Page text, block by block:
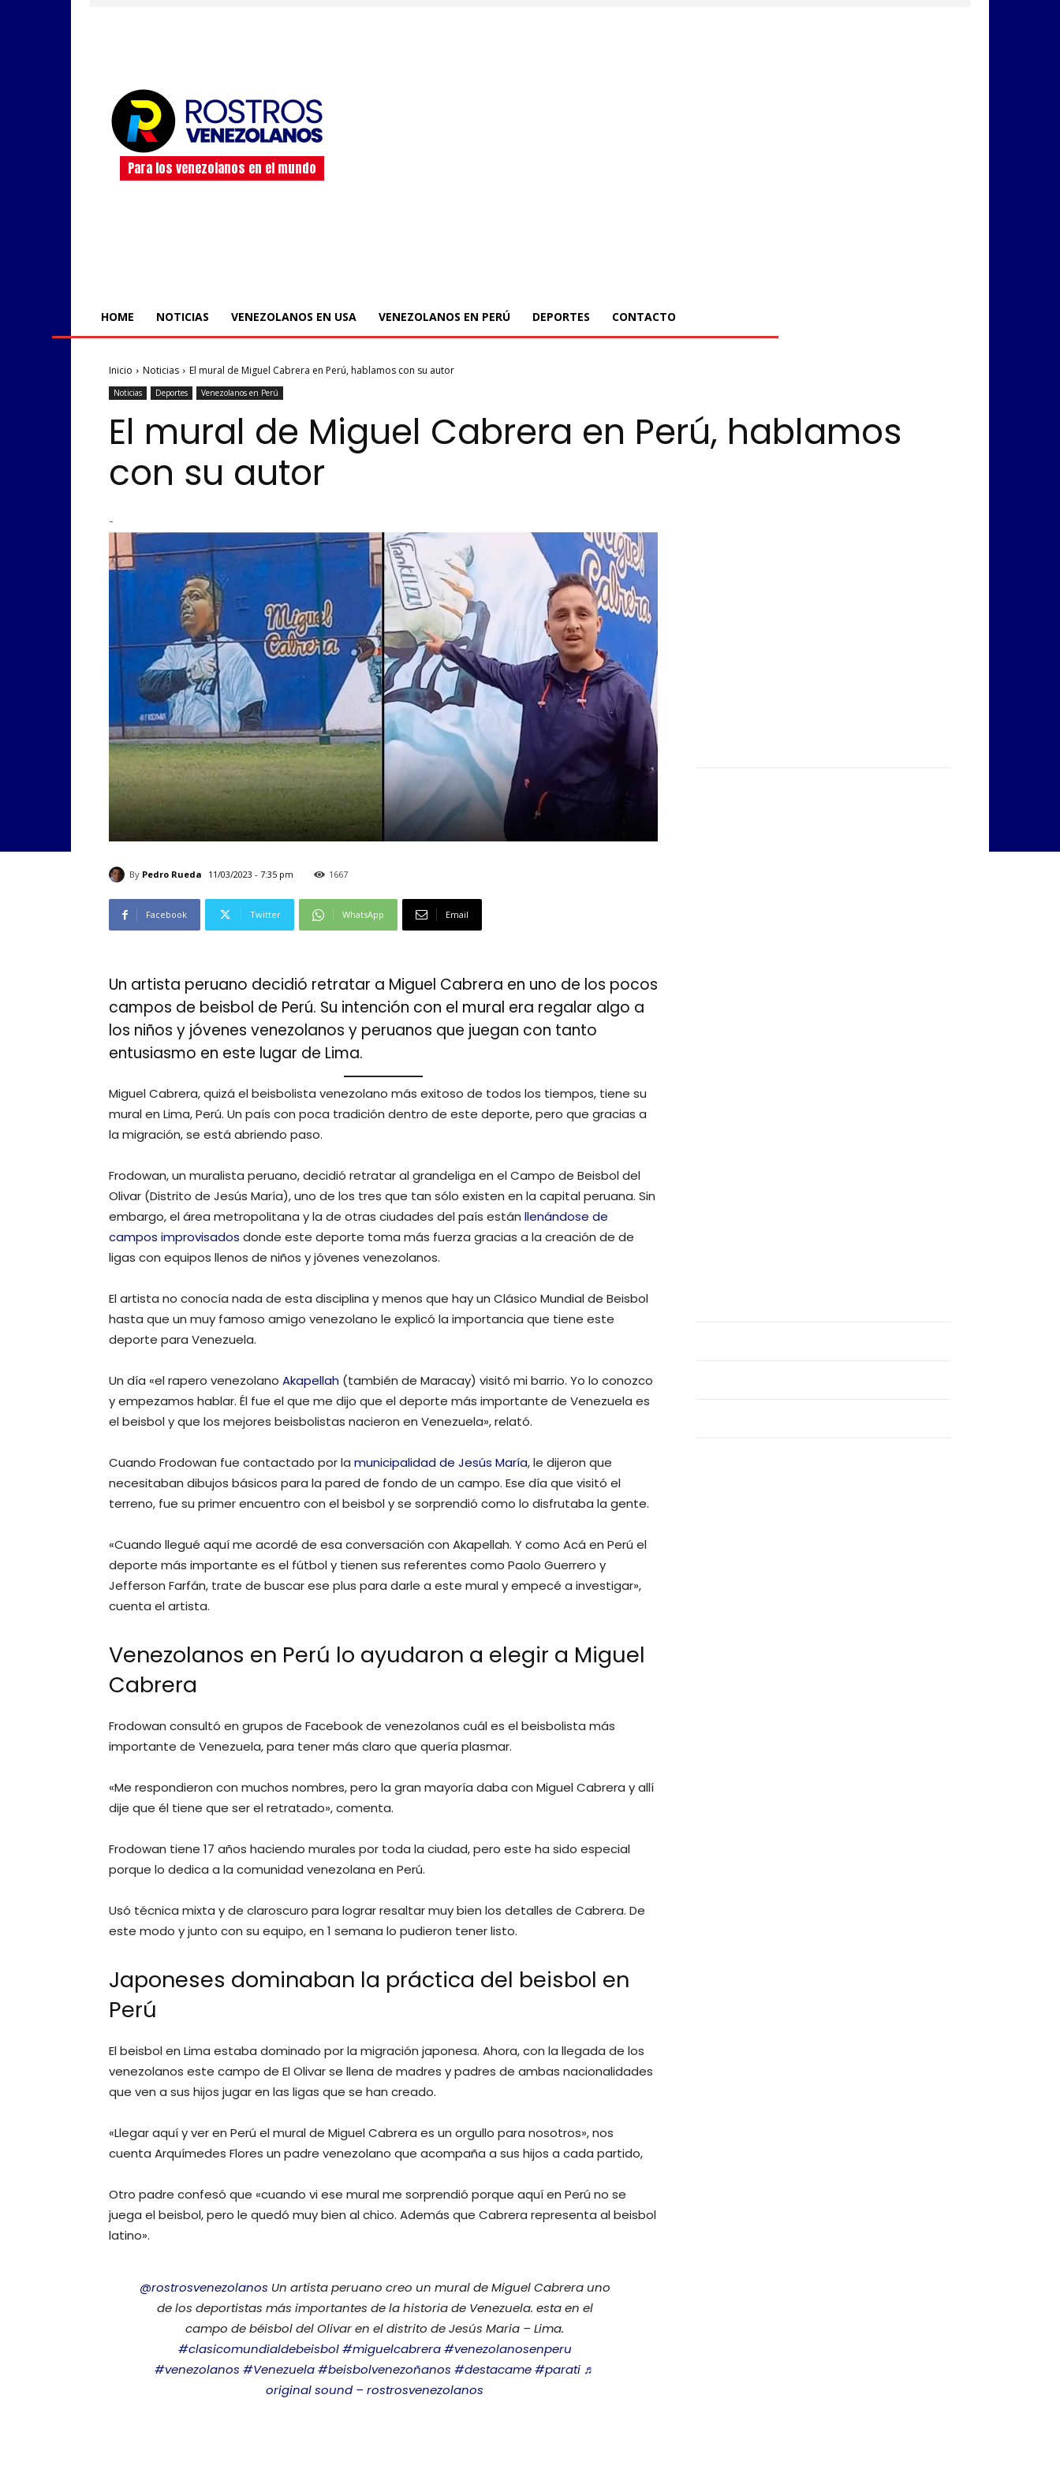
Para los venezolanos en el mundo
HOME NOTICIAS VENEZOLANOS EN USA VENEZOLANOS EN PERÚ DEPORTES CONTACTO
Inicio Noticias El mural de Miguel Cabrera en Perú, hablamos con su autor
Noticias Deportes Venezolanos en Perú
El mural de Miguel Cabrera en Perú, hablamos
con su autor
-
By Pedro Rueda 11/03/2023 - 7:35 pm 1667
Facebook Twitter WhatsApp Email
Un artista peruano decidió retratar a Miguel Cabrera en uno de los pocos
campos de beisbol de Perú. Su intención con el mural era regalar algo a
los niños y jóvenes venezolanos y peruanos que juegan con tanto
entusiasmo en este lugar de Lima.
Miguel Cabrera, quizá el beisbolista venezolano más exitoso de todos los tiempos, tiene su
mural en Lima, Perú. Un país con poca tradición dentro de este deporte, pero que gracias a
la migración, se está abriendo paso.
Frodowan, un muralista peruano, decidió retratar al grandeliga en el Campo de Beisbol del
Olivar (Distrito de Jesús María), uno de los tres que tan sólo existen en la capital peruana. Sin
embargo, el área metropolitana y la de otras ciudades del país están llenándose de
campos improvisados donde este deporte toma más fuerza gracias a la creación de de
ligas con equipos llenos de niños y jóvenes venezolanos.
El artista no conocía nada de esta disciplina y menos que hay un Clásico Mundial de Beisbol
hasta que un muy famoso amigo venezolano le explicó la importancia que tiene este
deporte para Venezuela.
Un día «el rapero venezolano Akapellah (también de Maracay) visitó mi barrio. Yo lo conozco
y empezamos hablar. Él fue el que me dijo que el deporte más importante de Venezuela es
el beisbol y que los mejores beisbolistas nacieron en Venezuela», relató.
Cuando Frodowan fue contactado por la municipalidad de Jesús María, le dijeron que
necesitaban dibujos básicos para la pared de fondo de un campo. Ese día que visitó el
terreno, fue su primer encuentro con el beisbol y se sorprendió como lo disfrutaba la gente.
«Cuando llegué aquí me acordé de esa conversación con Akapellah. Y como Acá en Perú el
deporte más importante es el fútbol y tienen sus referentes como Paolo Guerrero y
Jefferson Farfán, trate de buscar ese plus para darle a este mural y empecé a investigar»,
cuenta el artista.
Venezolanos en Perú lo ayudaron a elegir a Miguel
Cabrera
Frodowan consultó en grupos de Facebook de venezolanos cuál es el beisbolista más
importante de Venezuela, para tener más claro que quería plasmar.
«Me respondieron con muchos nombres, pero la gran mayoría daba con Miguel Cabrera y allí
dije que él tiene que ser el retratado», comenta.
Frodowan tiene 17 años haciendo murales por toda la ciudad, pero este ha sido especial
porque lo dedica a la comunidad venezolana en Perú.
Usó técnica mixta y de claroscuro para lograr resaltar muy bien los detalles de Cabrera. De
este modo y junto con su equipo, en 1 semana lo pudieron tener listo.
Japoneses dominaban la práctica del beisbol en
Perú
El beisbol en Lima estaba dominado por la migración japonesa. Ahora, con la llegada de los
venezolanos este campo de El Olivar se llena de madres y padres de ambas nacionalidades
que ven a sus hijos jugar en las ligas que se han creado.
«Llegar aquí y ver en Perú el mural de Miguel Cabrera es un orgullo para nosotros», nos
cuenta Arquímedes Flores un padre venezolano que acompaña a sus hijos a cada partido,
Otro padre confesó que «cuando vi ese mural me sorprendió porque aquí en Perú no se
juega el beisbol, pero le quedó muy bien al chico. Además que Cabrera representa al beisbol
latino».
@rostrosvenezolanos Un artista peruano creo un mural de Miguel Cabrera uno
de los deportistas más importantes de la historia de Venezuela. esta en el
campo de béisbol del Olivar en el distrito de Jesús Maria – Lima.
#clasicomundialdebeisbol #miguelcabrera #venezolanosenperu
#venezolanos #Venezuela #beisbolvenezoñanos #destacame #parati ♬
original sound – rostrosvenezolanos